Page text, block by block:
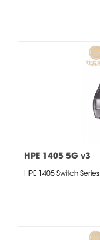
HPE 1405 5G v3
HPE 1405 Switch